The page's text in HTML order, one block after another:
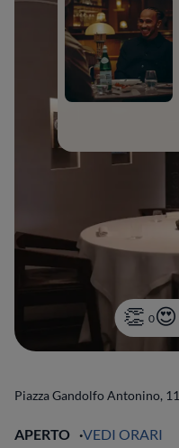
0
Piazza Gandolfo Antonino, 11
APERTO VEDI ORARI